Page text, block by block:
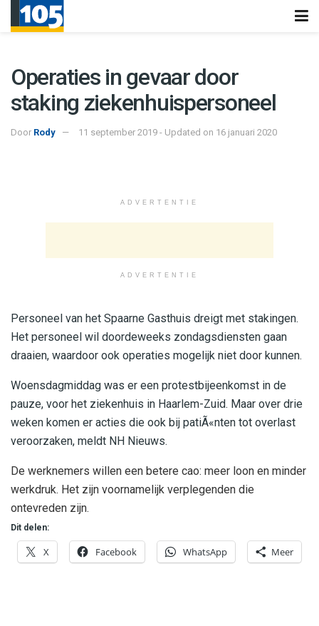
Operaties in gevaar door
staking ziekenhuispersoneel
Door Rody 11 september 2019 - Updated on 16 januari 2020
ADVERTENTIE
ADVERTENTIE
Personeel van het Spaarne Gasthuis dreigt met stakingen.
Het personeel wil doordeweeks zondagsdiensten gaan
draaien, waardoor ook operaties mogelijk niet door kunnen.
Woensdagmiddag was er een protestbijeenkomst in de
pauze, voor het ziekenhuis in Haarlem-Zuid. Maar over drie
weken komen er acties die ook bij patiÃ«nten tot overlast
veroorzaken, meldt NH Nieuws.
De werknemers willen een betere cao: meer loon en minder
werkdruk. Het zijn voornamelijk verplegenden die
ontevreden zijn.
Dit delen:
X Facebook WhatsApp Meer